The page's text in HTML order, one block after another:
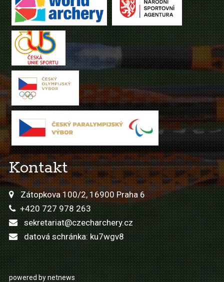
Kontakt
Zátopkova 100/2, 16900 Praha 6
+420 727 978 263
sekretariat@czecharchery.cz
datová schránka: ku7wgv8
powered by netnews